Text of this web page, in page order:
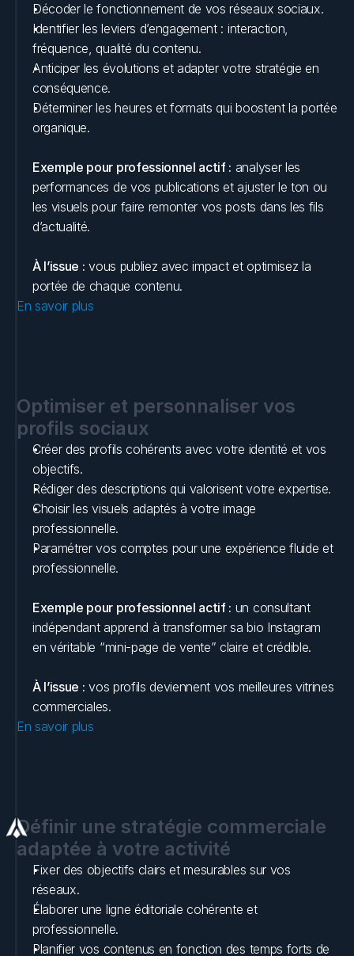
Décoder le fonctionnement de vos réseaux sociaux.
Identifier les leviers d’engagement : interaction,
fréquence, qualité du contenu.
Anticiper les évolutions et adapter votre stratégie en
conséquence.
Déterminer les heures et formats qui boostent la portée
organique.
Exemple pour professionnel actif : analyser les
performances de vos publications et ajuster le ton ou
les visuels pour faire remonter vos posts dans les fils
d’actualité.
À l’issue : vous publiez avec impact et optimisez la
portée de chaque contenu.
En savoir plus
Optimiser et personnaliser vos
profils sociaux
Créer des profils cohérents avec votre identité et vos
objectifs.
Rédiger des descriptions qui valorisent votre expertise.
Choisir les visuels adaptés à votre image
professionnelle.
Paramétrer vos comptes pour une expérience fluide et
professionnelle.
Exemple pour professionnel actif : un consultant
indépendant apprend à transformer sa bio Instagram
en véritable “mini-page de vente” claire et crédible.
À l’issue : vos profils deviennent vos meilleures vitrines
commerciales.
En savoir plus
Définir une stratégie commerciale
adaptée à votre activité
Fixer des objectifs clairs et mesurables sur vos
réseaux.
Élaborer une ligne éditoriale cohérente et
professionnelle.
Planifier vos contenus en fonction des temps forts de